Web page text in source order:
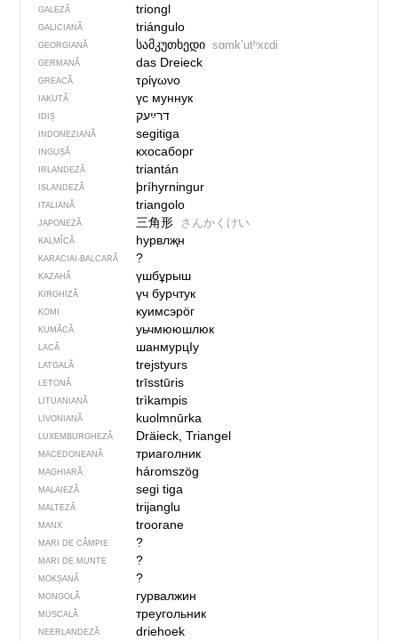
GALEZĂ triongl
GALICIANĂ triángulo
GEORGIANĂ სამკუთხედი sɑmkʼutʰxɛdi
GERMANĂ das Dreieck
GREACĂ τρίγωνο
IAKUTĂ үс муннук
IDIȘ
INDONEZIANĂ segitiga
INGUȘĂ кхосаборг
IRLANDEZĂ triantán
ISLANDEZĂ þríhyrningur
ITALIANĂ triangolo
JAPONEZĂ 三角形 さんかくけい
KALMÎCĂ һурвлҗн
KARACIAI-BALCARĂ ?
KAZAHĂ үшбұрыш
KIRGHIZĂ үч бурчтук
KOMI куимсэрӧг
KUMÂCĂ уьчмююшлюк
LACĂ шанмурцIу
LATGALĂ trejstyurs
LETONĂ trīsstūris
LITUANIANĂ trìkampis
LIVONIANĂ kuolmnūrka
LUXEMBURGHEZĂ Dräieck, Triangel
MACEDONEANĂ триаголник
MAGHIARĂ háromszög
MALAIEZĂ segi tiga
MALTEZĂ trijanglu
MANX troorane
MARI DE CÂMPIE ?
MARI DE MUNTE ?
MOKȘANĂ ?
MONGOLĂ гурвалжин
MUSCALĂ треугольник
NEERLANDEZĂ driehoek